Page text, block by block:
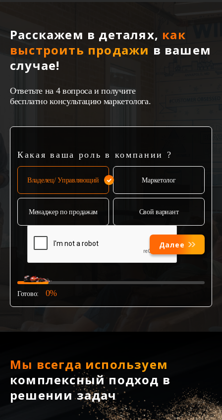
Расскажем в деталях, как
выстроить продажи в вашем
случае!
Ответьте на 4 вопроса и получите
бесплатно консультацию маркетолога.
Какая ваша роль в компании ?
Владелец/ Управляющий Маркетолог
Менаджер по продажам Свой вариант
Готово: 0%
Далее
Мы всегда используем
комплексный подход в
решении задач